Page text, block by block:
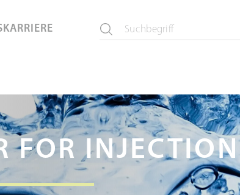
KARRIERE
FOR INJECTION